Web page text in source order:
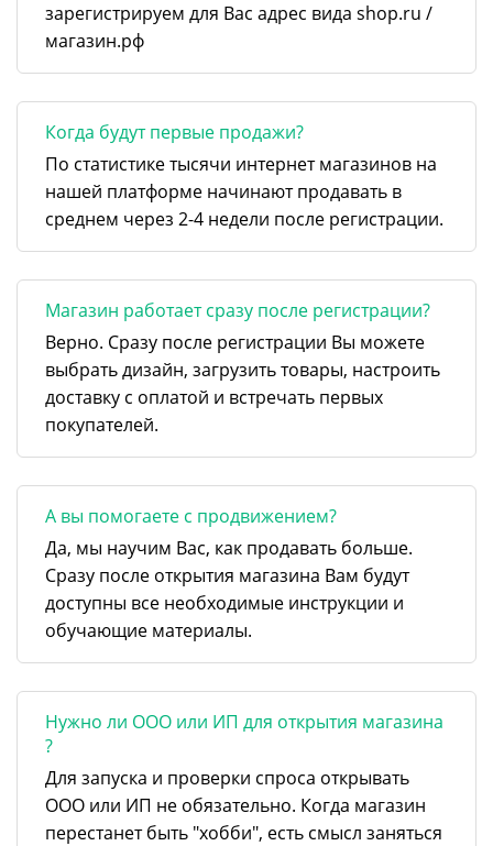
зарегистрируем для Вас адрес вида shop.ru /
магазин.рф
Когда будут первые продажи?
По статистике тысячи интернет магазинов на
нашей платформе начинают продавать в
среднем через 2-4 недели после регистрации.
Магазин работает сразу после регистрации?
Верно. Сразу после регистрации Вы можете
выбрать дизайн, загрузить товары, настроить
доставку с оплатой и встречать первых
покупателей.
А вы помогаете с продвижением?
Да, мы научим Вас, как продавать больше.
Сразу после открытия магазина Вам будут
доступны все необходимые инструкции и
обучающие материалы.
Нужно ли ООО или ИП для открытия магазина
?
Для запуска и проверки спроса открывать
ООО или ИП не обязательно. Когда магазин
перестанет быть "хобби", есть смысл заняться